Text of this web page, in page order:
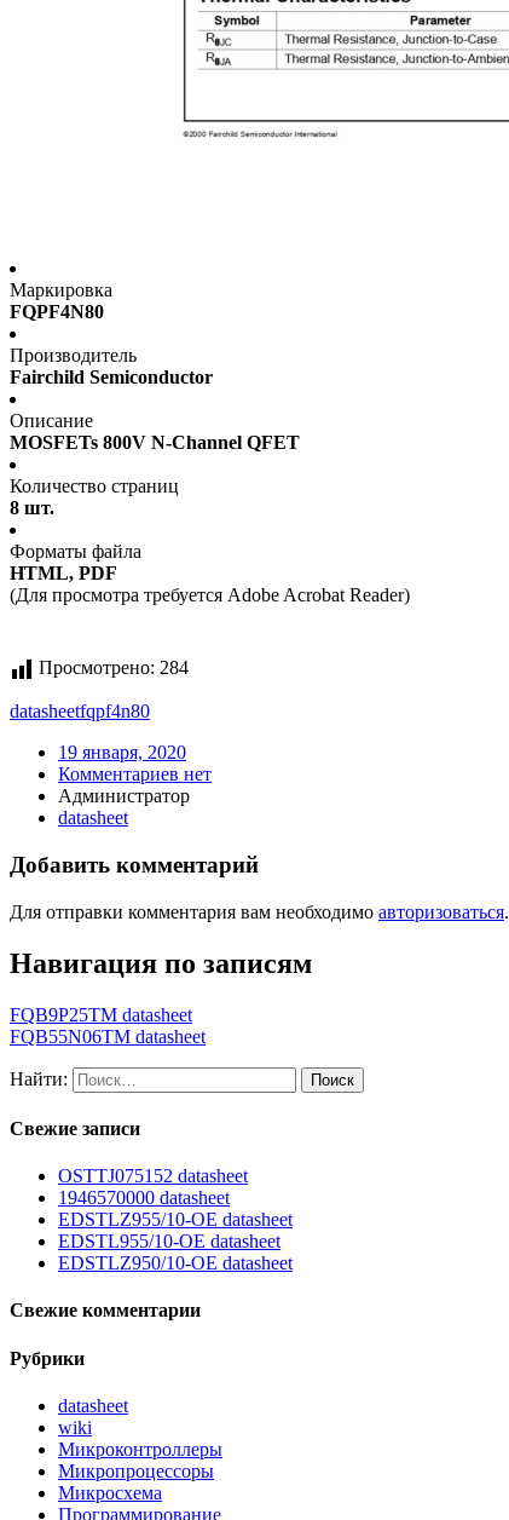
Маркировка
FQPF4N80
Производитель
Fairchild Semiconductor
Описание
MOSFETs 800V N-Channel QFET
Количество страниц
8 шт.
Форматы файла
HTML, PDF
(Для просмотра требуется Adobe Acrobat Reader)
Просмотрено: 284
datasheetfqpf4n80
19 января, 2020
Комментариев нет
Администратор
datasheet
Добавить комментарий
Для отправки комментария вам необходимо авторизоваться.
Навигация по записям
FQB9P25TM datasheet
FQB55N06TM datasheet
Найти:
Свежие записи
OSTTJ075152 datasheet
1946570000 datasheet
EDSTLZ955/10-OE datasheet
EDSTL955/10-OE datasheet
EDSTLZ950/10-OE datasheet
Свежие комментарии
Рубрики
datasheet
wiki
Микроконтроллеры
Микропроцессоры
Микросхема
Программирование